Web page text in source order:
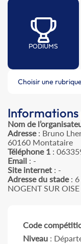
PODIUMS
Choisir une rubrique
Nom de
Adresse: Bruno
60160 Montataire
Téléphone 1 :
Email : -
Site internet : -
Adresse du stade: 6
NOGENT SUR OISE
Code
Niveau :